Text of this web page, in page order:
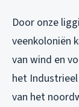
Door onze
veenkoloniën
van wind en
het
van het